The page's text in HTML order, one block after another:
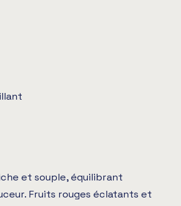
et souple, équilibrant
Fruits rouges éclatants et